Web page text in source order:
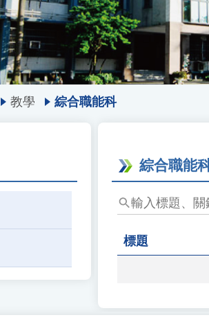
教學 綜合職能科
綜合職能
輸
入
標
題、
後
標題